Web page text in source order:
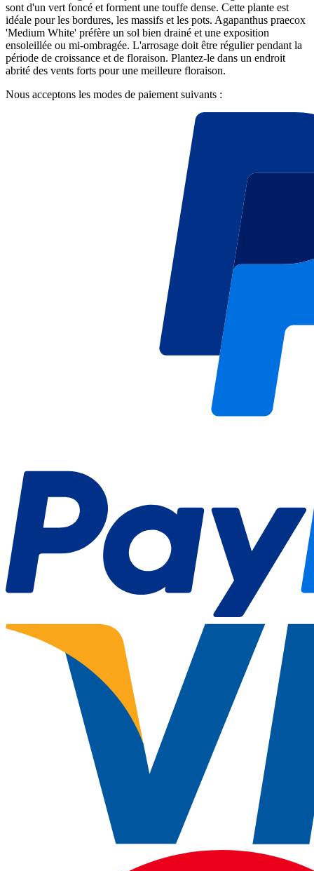
sont d'un vert foncé et forment une touffe dense. Cette plante est
idéale pour les bordures, les massifs et les pots. Agapanthus praecox
'Medium White' préfère un sol bien drainé et une exposition
ensoleillée ou mi-ombragée. L'arrosage doit être régulier pendant la
période de croissance et de floraison. Plantez-le dans un endroit
abrité des vents forts pour une meilleure floraison.
Nous acceptons les modes de paiement suivants :